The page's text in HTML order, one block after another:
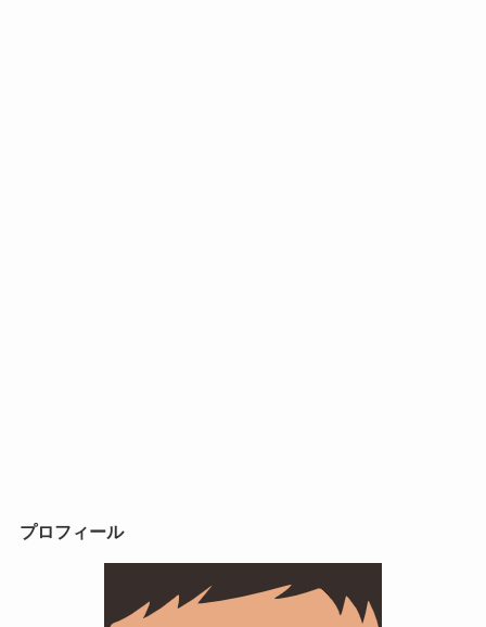
プロフィール